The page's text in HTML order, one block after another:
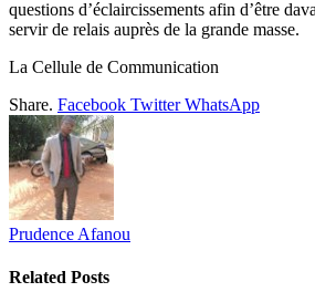
questions d’éclaircissements afin d’être
servir de relais auprès de la grande masse.
La Cellule de Communication
Share. Facebook Twitter WhatsApp
Prudence Afanou
Related Posts